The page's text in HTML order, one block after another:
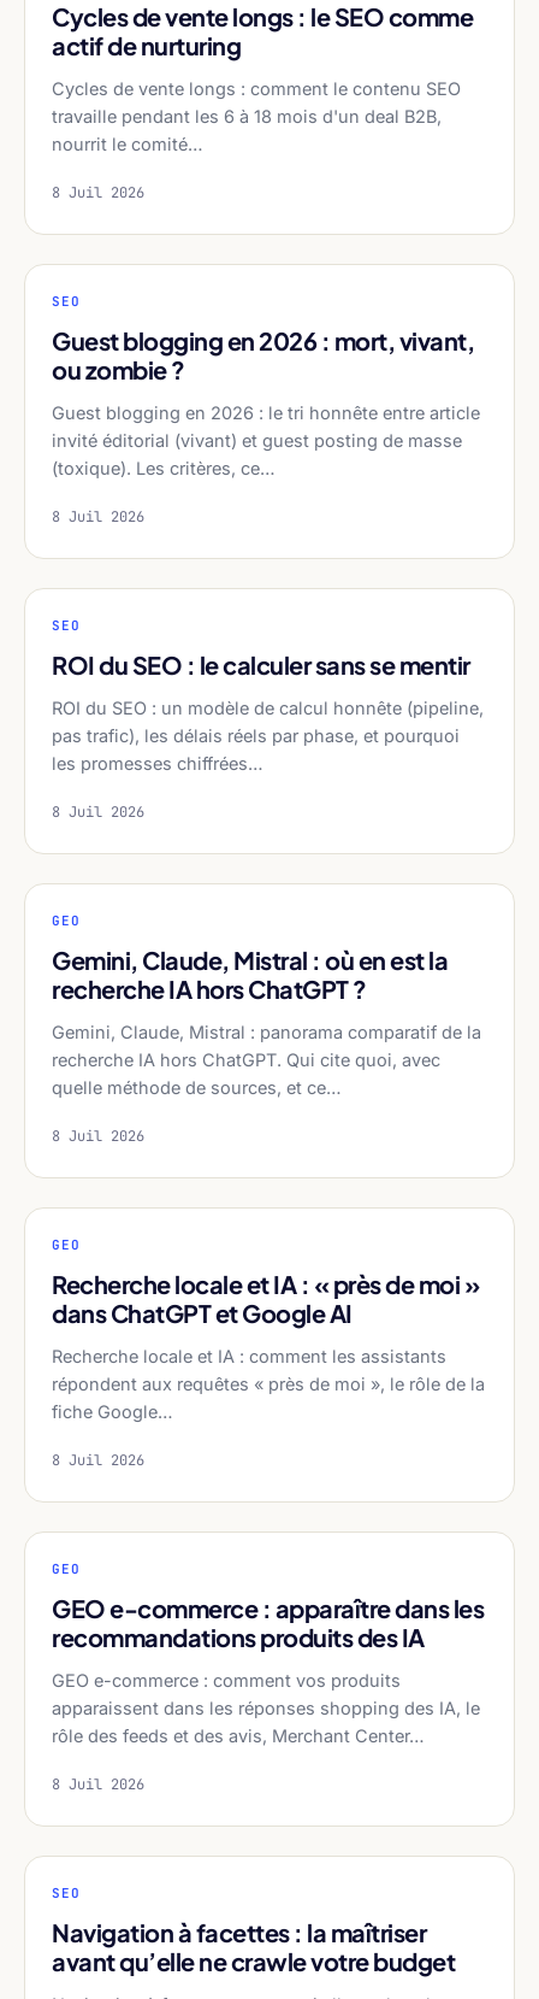
Cycles de vente longs : le SEO comme
actif de nurturing
Cycles de vente longs : comment le contenu SEO
travaille pendant les 6 à 18 mois d'un deal B2B,
nourrit le comité…
8 Juil 2026
SEO
Guest blogging en 2026 : mort, vivant,
ou zombie ?
Guest blogging en 2026 : le tri honnête entre article
invité éditorial (vivant) et guest posting de masse
(toxique). Les critères, ce…
8 Juil 2026
SEO
ROI du SEO : le calculer sans se mentir
ROI du SEO : un modèle de calcul honnête (pipeline,
pas trafic), les délais réels par phase, et pourquoi
les promesses chiffrées…
8 Juil 2026
GEO
Gemini, Claude, Mistral : où en est la
recherche IA hors ChatGPT ?
Gemini, Claude, Mistral : panorama comparatif de la
recherche IA hors ChatGPT. Qui cite quoi, avec
quelle méthode de sources, et ce…
8 Juil 2026
GEO
Recherche locale et IA : « près de moi »
dans ChatGPT et Google AI
Recherche locale et IA : comment les assistants
répondent aux requêtes « près de moi », le rôle de la
fiche Google…
8 Juil 2026
GEO
GEO e-commerce : apparaître dans les
recommandations produits des IA
GEO e-commerce : comment vos produits
apparaissent dans les réponses shopping des IA, le
rôle des feeds et des avis, Merchant Center…
8 Juil 2026
SEO
Navigation à facettes : la maîtriser
avant qu’elle ne crawle votre budget